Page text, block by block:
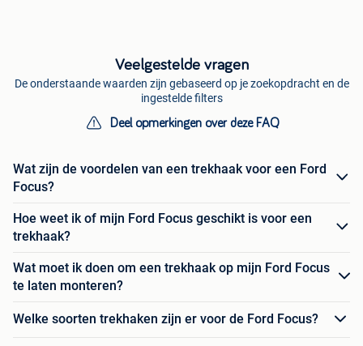
Veelgestelde vragen
De onderstaande waarden zijn gebaseerd op je zoekopdracht en de
ingestelde filters
Deel opmerkingen over deze FAQ
Wat zijn de voordelen van een trekhaak voor een Ford
Focus?
Hoe weet ik of mijn Ford Focus geschikt is voor een
trekhaak?
Wat moet ik doen om een trekhaak op mijn Ford Focus
te laten monteren?
Welke soorten trekhaken zijn er voor de Ford Focus?